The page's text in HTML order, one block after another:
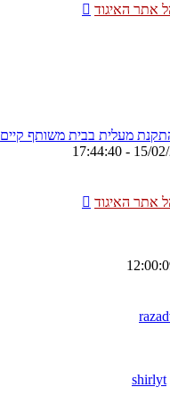
אתר האיגוד
מעלית בבית משותף קיים
15/02/2007
אתר האיגוד
shirlyt